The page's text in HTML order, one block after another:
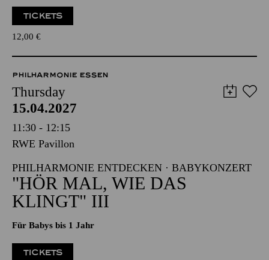
TICKETS
12,00 €
PHILHARMONIE ESSEN
Thursday
15.04.2027
11:30 - 12:15
RWE Pavillon
PHILHARMONIE ENTDECKEN · BABYKONZERT
"HÖR MAL, WIE DAS
KLINGT" III
Für Babys bis 1 Jahr
TICKETS